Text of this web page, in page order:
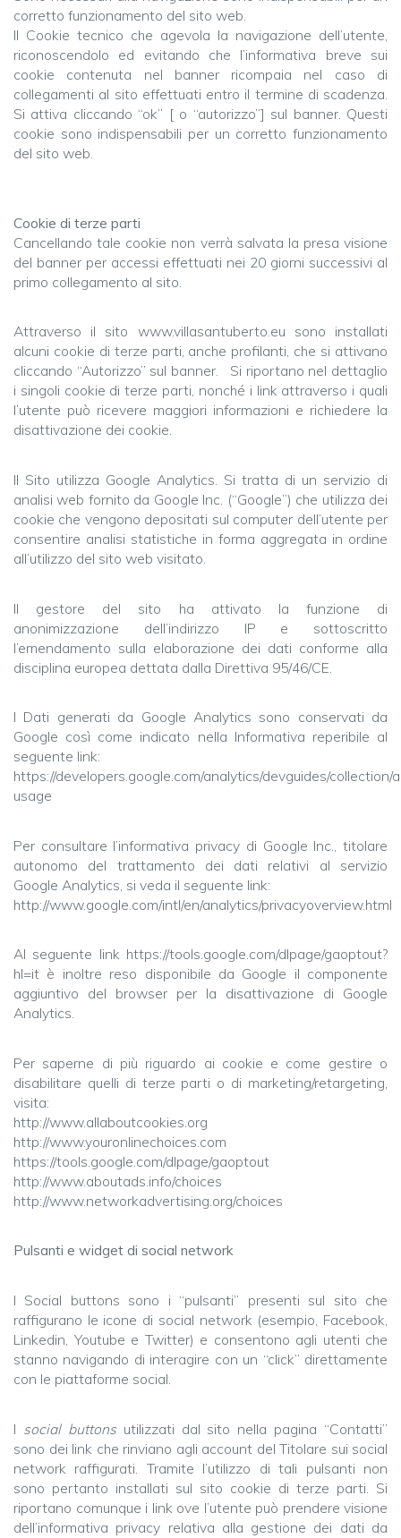
corretto funzionamento del sito web.
Il Cookie tecnico che agevola la navigazione dell’utente,
riconoscendolo ed evitando che l’informativa breve sui
cookie contenuta nel banner ricompaia nel caso di
collegamenti al sito effettuati entro il termine di scadenza.
Si attiva cliccando “ok” [ o “autorizzo”] sul banner. Questi
cookie sono indispensabili per un corretto funzionamento
del sito web.
Cookie di terze parti
Cancellando tale cookie non verrà salvata la presa visione
del banner per accessi effettuati nei 20 giorni successivi al
primo collegamento al sito.
Attraverso il sito www.villasantuberto.eu sono installati
alcuni cookie di terze parti, anche profilanti, che si attivano
cliccando “Autorizzo” sul banner. Si riportano nel dettaglio
i singoli cookie di terze parti, nonché i link attraverso i quali
l’utente può ricevere maggiori informazioni e richiedere la
disattivazione dei cookie.
Il Sito utilizza Google Analytics. Si tratta di un servizio di
analisi web fornito da Google Inc. (“Google”) che utilizza dei
cookie che vengono depositati sul computer dell’utente per
consentire analisi statistiche in forma aggregata in ordine
all’utilizzo del sito web visitato.
Il gestore del sito ha attivato la funzione di
anonimizzazione dell’indirizzo IP e sottoscritto
l’emendamento sulla elaborazione dei dati conforme alla
disciplina europea dettata dalla Direttiva 95/46/CE.
I Dati generati da Google Analytics sono conservati da
Google così come indicato nella Informativa reperibile al
seguente link:
https://developers.google.com/analytics/devguides/collection/
usage
Per consultare l’informativa privacy di Google Inc., titolare
autonomo del trattamento dei dati relativi al servizio
Google Analytics, si veda il seguente link:
http://www.google.com/intl/en/analytics/privacyoverview.html
Al seguente link https://tools.google.com/dlpage/gaoptout?
hl=it è inoltre reso disponibile da Google il componente
aggiuntivo del browser per la disattivazione di Google
Analytics.
Per saperne di più riguardo ai cookie e come gestire o
disabilitare quelli di terze parti o di marketing/retargeting,
visita:
http://www.allaboutcookies.org
http://www.youronlinechoices.com
https://tools.google.com/dlpage/gaoptout
http://www.aboutads.info/choices
http://www.networkadvertising.org/choices
Pulsanti e widget di social network
I Social buttons sono i “pulsanti” presenti sul sito che
raffigurano le icone di social network (esempio, Facebook,
Linkedin, Youtube e Twitter) e consentono agli utenti che
stanno navigando di interagire con un “click” direttamente
con le piattaforme social.
I social buttons utilizzati dal sito nella pagina “Contatti”
sono dei link che rinviano agli account del Titolare sui social
network raffigurati. Tramite l’utilizzo di tali pulsanti non
sono pertanto installati sul sito cookie di terze parti. Si
riportano comunque i link ove l’utente può prendere visione
dell’informativa privacy relativa alla gestione dei dati da